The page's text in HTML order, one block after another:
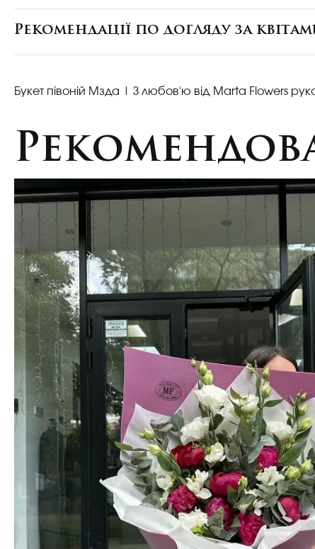
Рекомендації по догляду за
Букет півоній Мзда | З любов'ю від Marta Flowers